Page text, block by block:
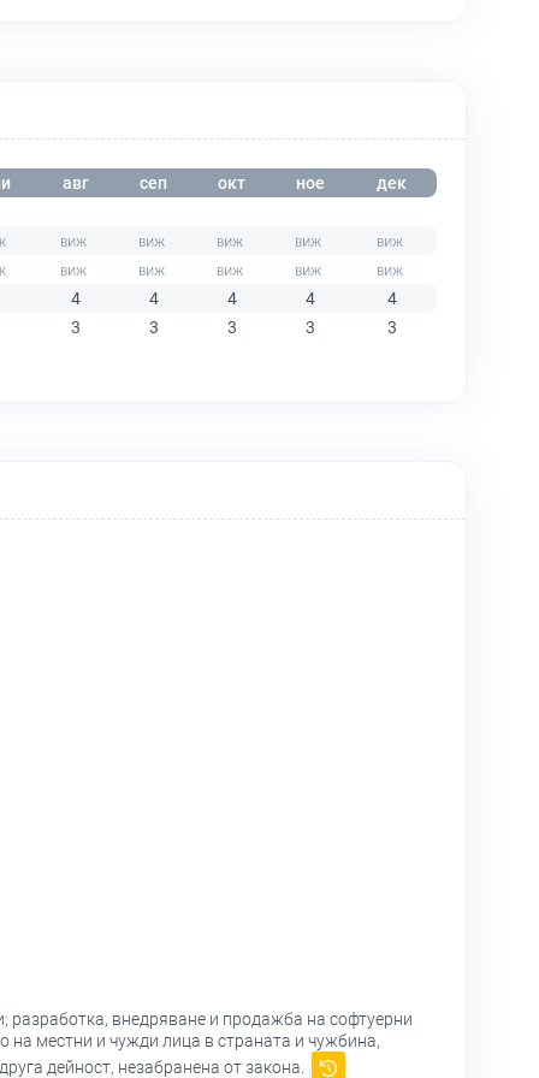
авг сеп окт ное дек
4 4 4 4
4
3
3 3 3 3
разработка, внедряване и продажба на софтуерни
на местни и чужди лица в страната и чужбина,
дейност, незабранена от закона.